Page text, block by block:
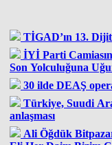
TİGAD’ın 13.
İYİ Parti
Son Yolculuğuna
30 ilde DEAŞ
Türkiye, Suudi
anlaşması
Ali Öğdük